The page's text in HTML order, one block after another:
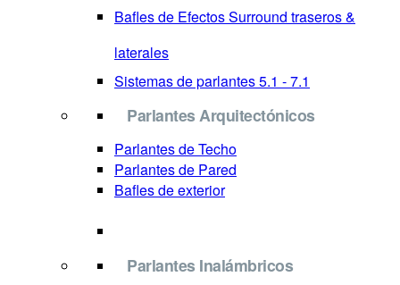
Bafles de Efectos Surround traseros &
laterales
Sistemas de parlantes 5.1 - 7.1
Parlantes Arquitectónicos
Parlantes de Techo
Parlantes de Pared
Bafles de exterior
Parlantes Inalámbricos